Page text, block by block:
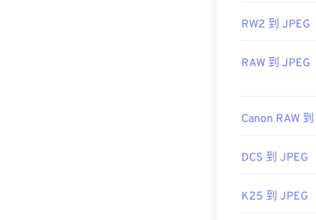
聯合影像專家
實用連結：
https://
RW2 到 JPEG
RAW 到 JPEG
Canon RAW
DCS 到 JPEG
K25 到 JPEG